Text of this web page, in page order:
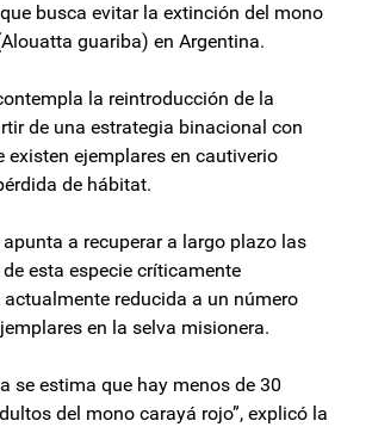
busca evitar la extinción del mono
guariba) en Argentina.
la reintroducción de la
de una estrategia binacional con
existen ejemplares en cautiverio
de hábitat.
a recuperar a largo plazo las
esta especie críticamente
actualmente reducida a un número
en la selva misionera.
se estima que hay menos de 30
del mono carayá rojo”, explicó la